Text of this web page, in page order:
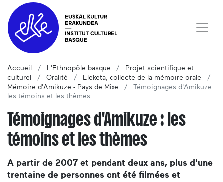
Accueil L'Ethnopôle basque
Projet scientifique et
culturel
Oralité
Eleketa, collecte de la mémoire orale
Mémoire d'Amikuze - Pays de Mixe
Témoignages d'Amikuze :
les témoins et les thèmes
Témoignages d'Amikuze : les
témoins et les thèmes
A partir de 2007 et pendant deux ans, plus d'une
trentaine de personnes ont été filmées et